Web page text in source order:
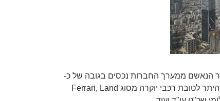
משנת 2017, העביר הנאשם ממערך החברות נכסים בגובה של כ-
19 מיליון ₪ לשימושו האישי בין היתר לטובת רכבי יוקרה מסוג Ferrari, Land